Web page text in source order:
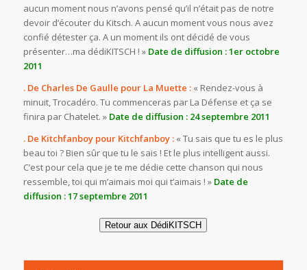
aucun moment nous n’avons pensé qu’il n’était pas de notre
devoir d’écouter du Kitsch. A aucun moment vous nous avez
confié détester ça. A un moment ils ont décidé de vous
présenter…ma dédiKITSCH ! » Date de diffusion : 1er octobre
2011
. De Charles De Gaulle pour La Muette :« Rendez-vous à
minuit, Trocadéro. Tu commenceras par La Défense et ça se
finira par Chatelet. » Date de diffusion : 24 septembre 2011
. De Kitchfanboy pour Kitchfanboy :« Tu sais que tu es le plus
beau toi ? Bien sûr que tu le sais ! Et le plus intelligent aussi.
C’est pour cela que je te me dédie cette chanson qui nous
ressemble, toi qui m’aimais moi qui t’aimais ! » Date de
diffusion : 17 septembre 2011
Retour aux DédiKITSCH